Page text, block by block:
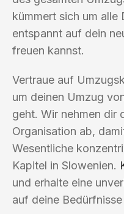
kümmert sich um alle
entspannt auf dein
freuen kannst.
Vertraue auf
um deinen Umzug
geht. Wir nehmen dir
Organisation ab,
Wesentliche
Kapitel in Slowenien.
und erhalte eine
auf deine